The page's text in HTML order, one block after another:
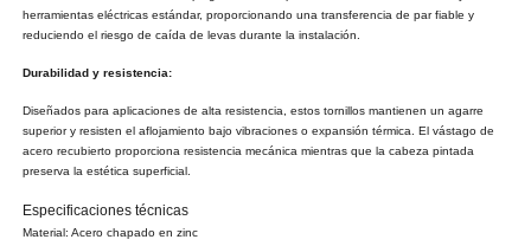
herramientas eléctricas estándar, proporcionando una transferencia de par fiable y
reduciendo el riesgo de caída de levas durante la instalación.
Durabilidad y resistencia:
Diseñados para aplicaciones de alta resistencia, estos tornillos mantienen un agarre
superior y resisten el aflojamiento bajo vibraciones o expansión térmica. El vástago de
acero recubierto proporciona resistencia mecánica mientras que la cabeza pintada
preserva la estética superficial.
Especificaciones técnicas
Material: Acero chapado en zinc